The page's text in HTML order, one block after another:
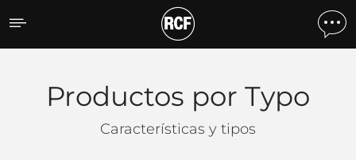
Productos por tipo
Productos por Typo
Características y tipos